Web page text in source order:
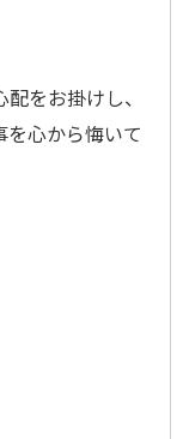
をお掛けし、
を心から悔いて